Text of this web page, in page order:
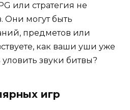
или стратегия не
Они могут быть
предметов или
как ваши уши уже
звуки битвы?
игр